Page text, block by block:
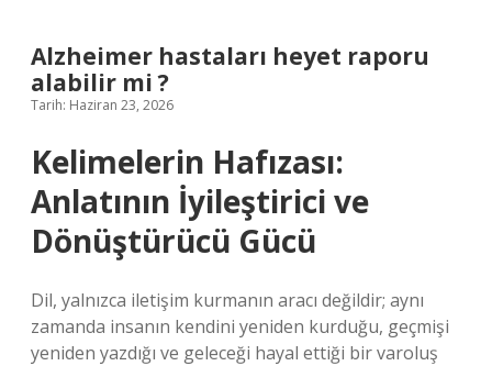
Alzheimer hastaları heyet raporu
alabilir mi ?
Tarih: Haziran 23, 2026
Kelimelerin Hafızası:
Anlatının İyileştirici ve
Dönüştürücü Gücü
Dil, yalnızca iletişim kurmanın aracı değildir; aynı
zamanda insanın kendini yeniden kurduğu, geçmişi
yeniden yazdığı ve geleceği hayal ettiği bir varoluş